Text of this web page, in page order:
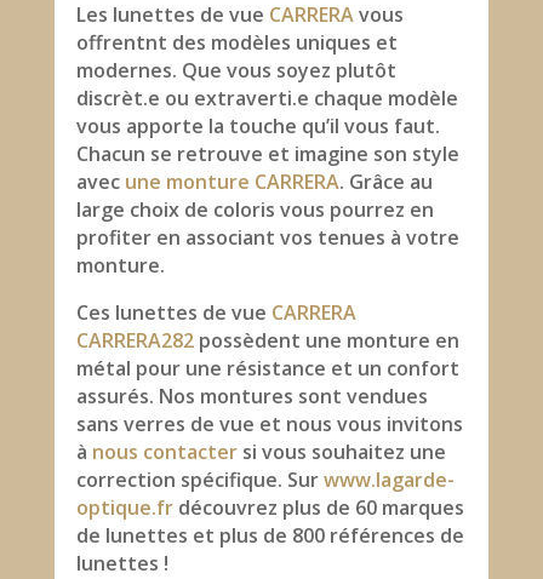
Les lunettes de vue CARRERAvous
offrentnt des modèles uniques et
modernes. Que vous soyez plutôt
discrèt.e ou extraverti.e chaque modèle
vous apporte la touche qu’il vous faut.
Chacun se retrouve et imagine son style
avec une monture CARRERA. Grâce au
large choix de coloris vous pourrez en
profiter en associant vos tenues à votre
monture.
Ces lunettes de vue CARRERA
CARRERA282 possèdent une monture en
métal pour une résistance et un confort
assurés. Nos montures sont vendues
sans verres de vue et nous vous invitons
à nous contactersi vous souhaitez une
correction spécifique. Surwww.lagarde-
optique.frdécouvrez plus de 60 marques
de lunettes et plus de 800 références de
lunettes !